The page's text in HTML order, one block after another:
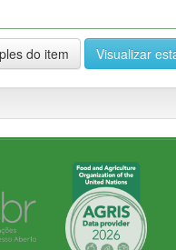
do item Visualizar